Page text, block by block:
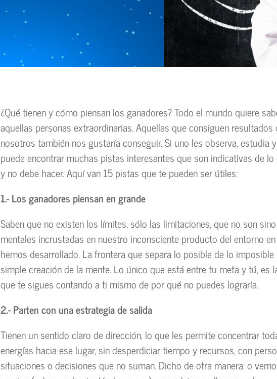
¿Qué tienen y cómo piensan los ganadores? Todo el mundo quiere
aquellas personas extraordinarias. Aquellas que consiguen resultados
nosotros también nos gustaría conseguir. Si uno les observa, estudia
puede encontrar muchas pistas interesantes que son indicativas de
y no debe hacer. Aquí van 15 pistas que te pueden ser útiles:
1.- Los ganadores piensan en grande
Saben que no existen los límites, sólo las limitaciones, que no son
mentales incrustadas en nuestro inconsciente producto del entorno
hemos desarrollado. La frontera que separa lo posible de lo
simple creación de la mente. Lo único que está entre tu meta y tú, es
que te sigues contando a ti mismo de por qué no puedes lograrla.
2.- Parten con una estrategia de salida
Tienen un sentido claro de dirección, lo que les permite concentrar
energías hacia ese lugar, sin desperdiciar tiempo y recursos, con
situaciones o decisiones que no suman. Dicho de otra manera: o